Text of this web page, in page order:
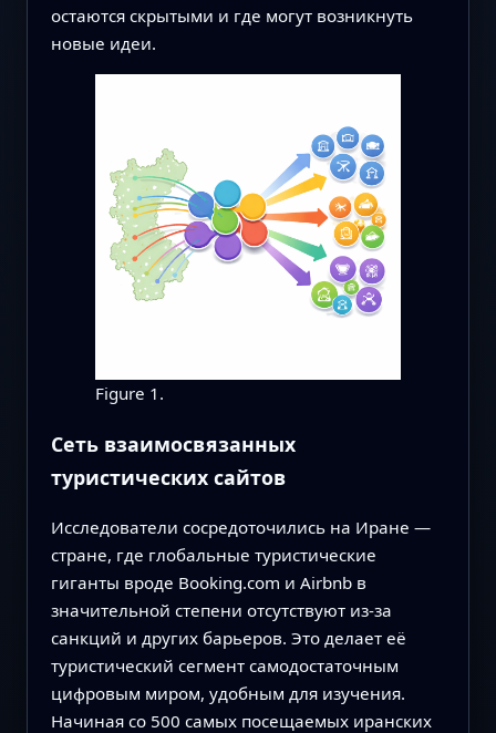
остаются скрытыми и где могут возникнуть
новые идеи.
Figure 1.
Сеть взаимосвязанных
туристических сайтов
Исследователи сосредоточились на Иране —
стране, где глобальные туристические
гиганты вроде Booking.com и Airbnb в
значительной степени отсутствуют из‑за
санкций и других барьеров. Это делает её
туристический сегмент самодостаточным
цифровым миром, удобным для изучения.
Начиная со 500 самых посещаемых иранских